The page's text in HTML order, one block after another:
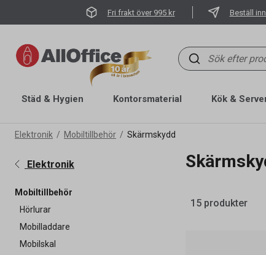
Fri frakt över 995 kr Beställ
Städ & Hygien Kontorsmaterial Kök &
Elektronik Mobiltillbehör Skärmskydd
Elektronik
Mobiltillbehör
Hörlurar
Mobilladdare
Mobilskal
15 produkter